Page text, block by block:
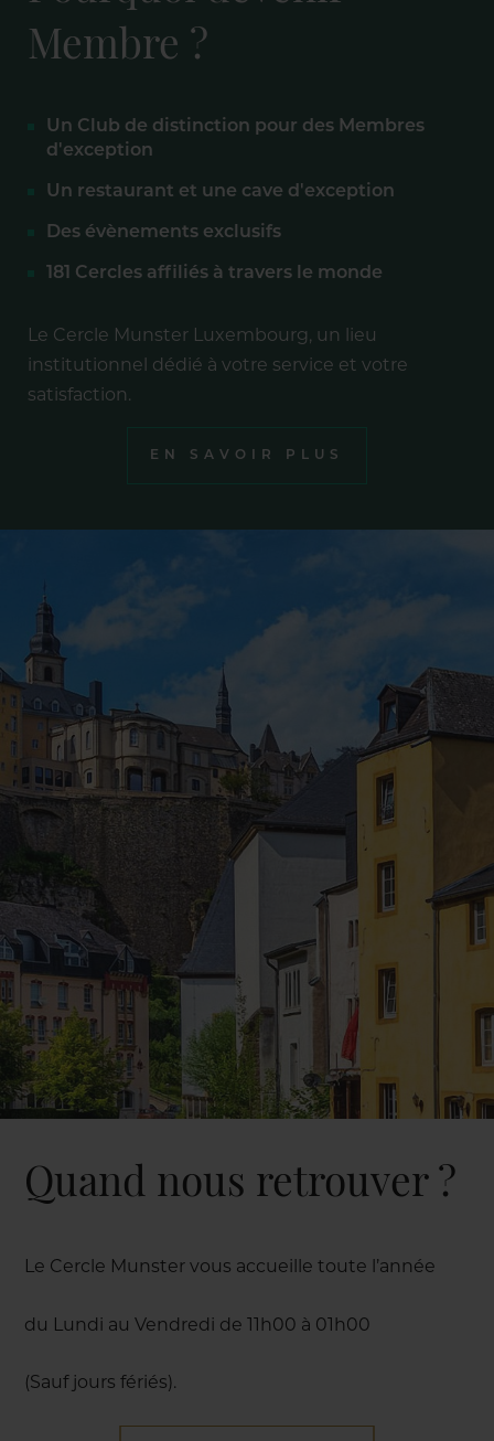
Membre ?
Un Club de distinction pour des Membres
d'exception
Un restaurant et une cave d'exception
Des évènements exclusifs
181 Cercles affiliés à travers le monde
Le Cercle Munster Luxembourg, un lieu
institutionnel dédié à votre service et votre
satisfaction.
EN SAVOIR PLUS
Quand nous retrouver ?
Le Cercle Munster vous accueille toute l’année
du Lundi au Vendredi de 11h00 à 01h00
(Sauf jours fériés).